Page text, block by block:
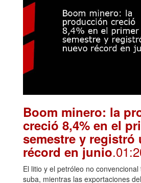
Boom minero: la
creció 8,4% en el
semestre y registró
récord en junio
El litio y el petróleo no
suba, mientras las exportaciones